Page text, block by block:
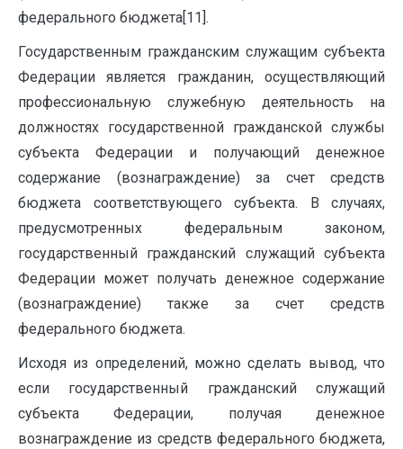
федерального бюджета[11].
Государственным гражданским служащим субъекта
Федерации является гражданин, осуществляющий
профессиональную служебную деятельность на
должностях государственной гражданской службы
субъекта Федерации и получающий денежное
содержание (вознаграждение) за счет средств
бюджета соответствующего субъекта. В случаях,
предусмотренных федеральным законом,
государственный гражданский служащий субъекта
Федерации может получать денежное содержание
(вознаграждение) также за счет средств
федерального бюджета.
Исходя из определений, можно сделать вывод, что
если государственный гражданский служащий
субъекта Федерации, получая денежное
вознаграждение из средств федерального бюджета,